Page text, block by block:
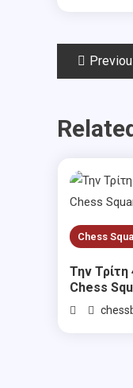
Post
Chess
Την Τρίτη
Chess